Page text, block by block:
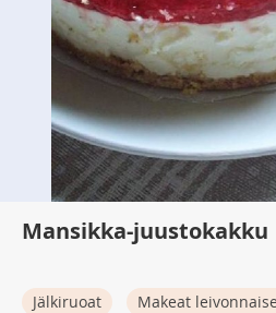
Mansikka-juustokakku
Jälkiruoat Makeat